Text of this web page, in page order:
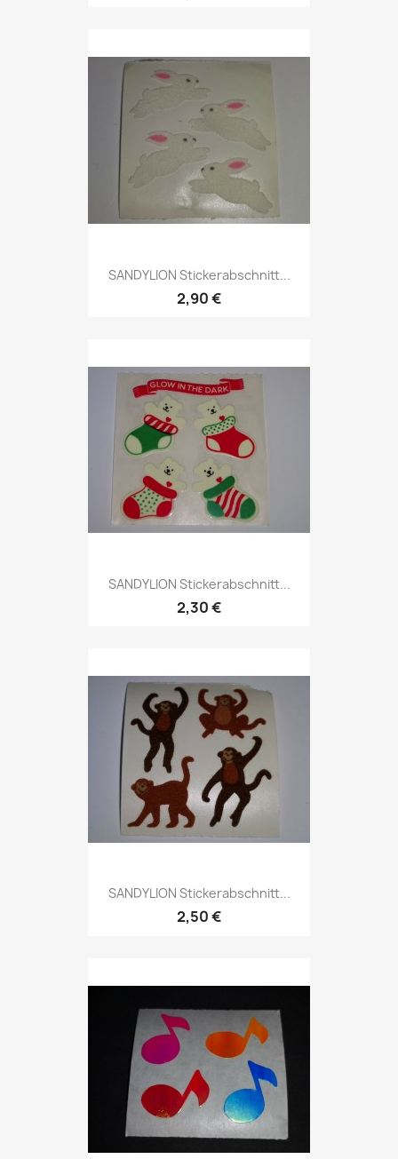
SANDYLION Stickerabschnitt...
2,90 €
SANDYLION Stickerabschnitt...
2,30 €
SANDYLION Stickerabschnitt...
2,50 €